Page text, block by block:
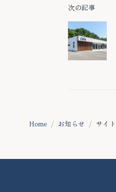
次の記事
Home お知らせ サイ